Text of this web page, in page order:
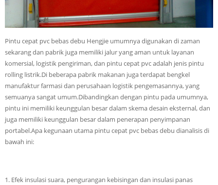
Pintu cepat pvc bebas debu Hengjie umumnya digunakan di zaman
sekarang dan pabrik juga memiliki jalur yang aman untuk layanan
komersial, logistik pengiriman, dan pintu cepat pvc adalah jenis pintu
rolling listrik.Di beberapa pabrik makanan juga terdapat bengkel
manufaktur farmasi dan perusahaan logistik pengemasannya, yang
semuanya sangat umum.Dibandingkan dengan pintu pada umumnya,
pintu ini memiliki keunggulan besar dalam skema desain eksternal, dan
juga memiliki keunggulan besar dalam penerapan penyimpanan
portabel.Apa kegunaan utama pintu cepat pvc bebas debu dianalisis di
bawah ini:
1. Efek insulasi suara, pengurangan kebisingan dan insulasi panas